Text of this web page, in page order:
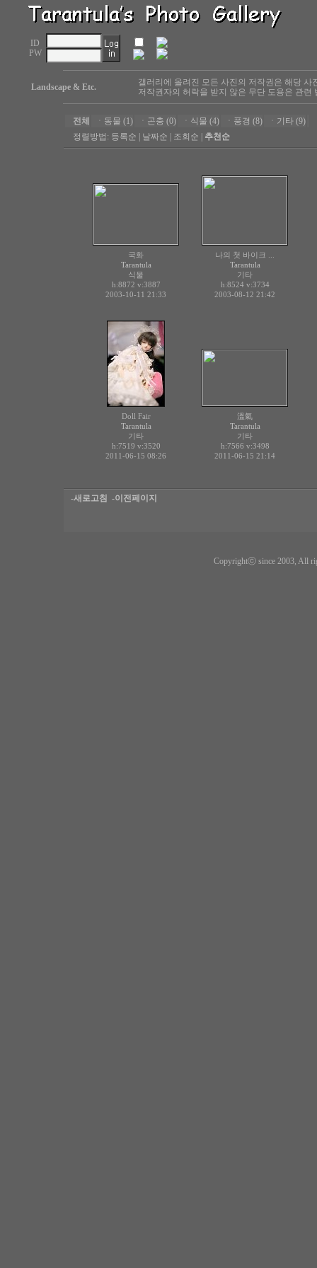
ID
PW
Landscape & Etc.
갤러리에 올려진 모든 사진의 저작권은 해당 사
저작권자의 허락을 받지 않은 무단 도용은 관련
전체 ㆍ 동물 (1) ㆍ 곤충 (0) ㆍ 식물 (4) ㆍ 풍경 (8) ㆍ 기타 (9)
정렬방법: 등록순 날짜순 조회순 추천순
국화
Tarantula
식물
h:8872 v:3887
2003-10-11 21:33
나의 첫 바이크 ...
Tarantula
기타
h:8524 v:3734
2003-08-12 21:42
Doll Fair
Tarantula
기타
h:7519 v:3520
2011-06-15 08:26
溫氣
Tarantula
기타
h:7566 v:3498
2011-06-15 21:14
-새로고침 -이전페이지
Copyrightⓒ since 2003, All